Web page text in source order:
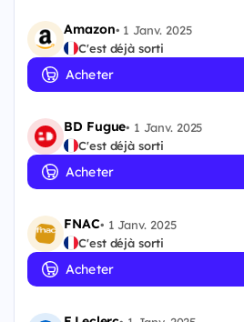
Amazon• 1 Janv. 2025
C'est déjà sorti
Acheter
BD Fugue• 1 Janv. 2025
C'est déjà sorti
Acheter
FNAC• 1 Janv. 2025
C'est déjà sorti
Acheter